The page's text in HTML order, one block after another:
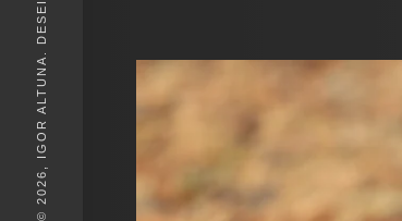
© 2026, IGOR ALTUNA. DESEIGN BY